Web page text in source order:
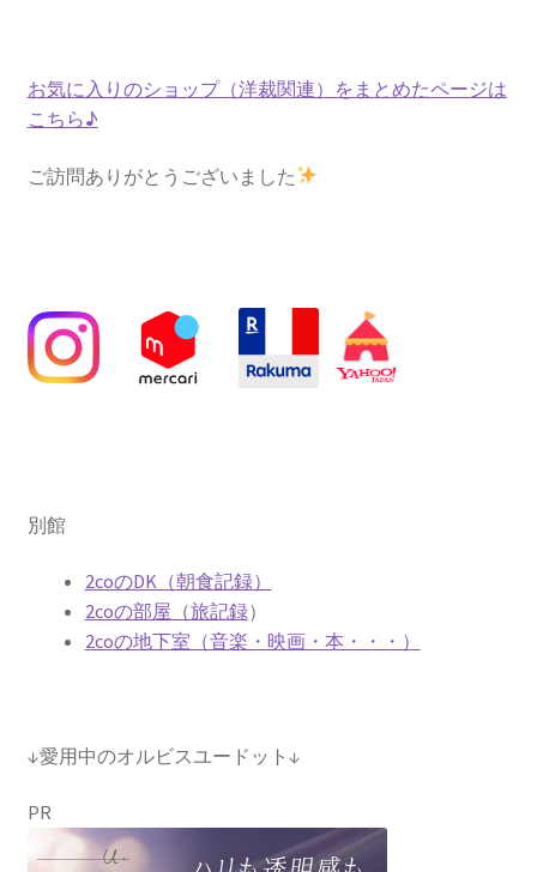
お気に入りのショップ（洋裁関連）をまとめたページは
こちら♪
ご訪問ありがとうございました
別館
2coのDK（朝食記録）
2coの部屋（旅記録）
2coの地下室（音楽・映画・本・・・）
↓愛用中のオルビスユードット↓
PR